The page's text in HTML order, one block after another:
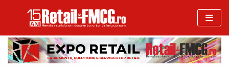
la
conținut